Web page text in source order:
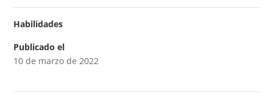
Habilidades
Publicado el
10 de marzo de 2022